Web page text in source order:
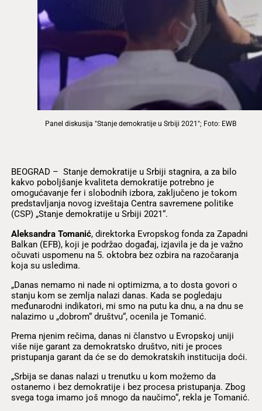
Panel diskusija "Stanje demokratije u Srbiji 2021"; Foto: EWB
BEOGRAD – Stanje demokratije u Srbiji stagnira, a za bilo
kakvo poboljšanje kvaliteta demokratije potrebno je
omogućavanje fer i slobodnih izbora, zaključeno je tokom
predstavljanja novog izveštaja Centra savremene politike
(CSP) „Stanje demokratije u Srbiji 2021“.
Aleksandra Tomanić, direktorka Evropskog fonda za Zapadni
Balkan (EFB), koji je podržao događaj, izjavila je da je važno
očuvati uspomenu na 5. oktobra bez ozbira na razočaranja
koja su usledima.
„Danas nemamo ni nade ni optimizma, a to dosta govori o
stanju kom se zemlja nalazi danas. Kada se pogledaju
međunarodni indikatori, mi smo na putu ka dnu, a na dnu se
nalazimo u „dobrom“ društvu“, ocenila je Tomanić.
Prema njenim rečima, danas ni članstvo u Evropskoj uniji
više nije garant za demokratsko društvo, niti je proces
pristupanja garant da će se do demokratskih institucija doći.
„Srbija se danas nalazi u trenutku u kom možemo da
ostanemo i bez demokratije i bez procesa pristupanja. Zbog
svega toga imamo još mnogo da naučimo“, rekla je Tomanić.